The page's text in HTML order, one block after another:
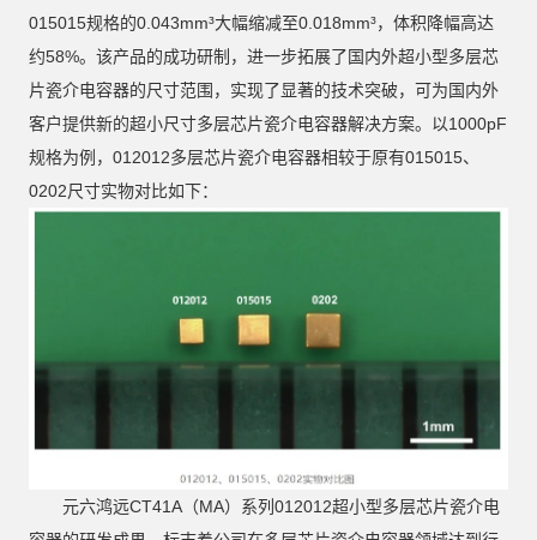
015015规格的0.043mm³大幅缩减至0.018mm³，体积降幅高达
约58%。该产品的成功研制，进一步拓展了国内外超小型多层芯
片瓷介电容器的尺寸范围，实现了显著的技术突破，可为国内外
客户提供新的超小尺寸多层芯片瓷介电容器解决方案。以1000pF
规格为例，012012多层芯片瓷介电容器相较于原有015015、
0202尺寸实物对比如下：
元六鸿远CT41A（MA）系列012012超小型多层芯片瓷介电